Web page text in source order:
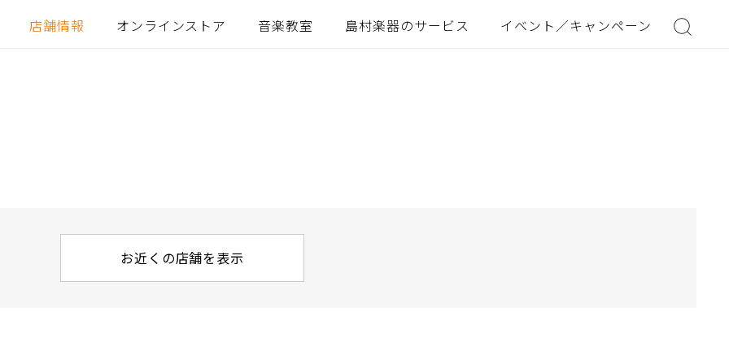
店舗情報 オンラインストア 音楽教室 島村楽器のサービス イベント／キャンペーン
お近くの店舗を表示